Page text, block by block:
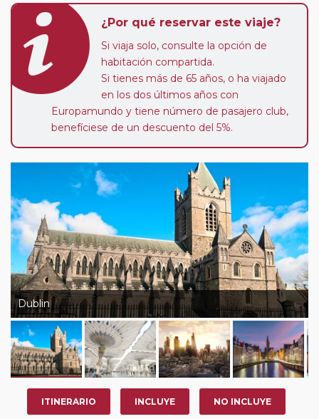
¿Por qué reservar este viaje?
Si viaja solo, consulte la opción de
habitación compartida.
Si tienes más de 65 años, o ha viajado
en los dos últimos años con
Europamundo y tiene número de pasajero club,
benefíciese de un descuento del 5%.
Dublin
ITINERARIO INCLUYE NO INCLUYE